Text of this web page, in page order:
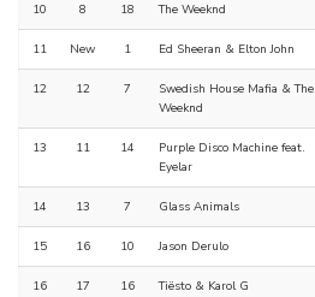
10 8 18 The Weeknd
11 New 1 Ed Sheeran & Elton John
12 12 7
Swedish House Mafia & The
Weeknd
13 11 14
Purple Disco Machine feat.
Eyelar
14 13 7 Glass Animals
15 16 10 Jason Derulo
16 17 16 Tiësto & Karol G